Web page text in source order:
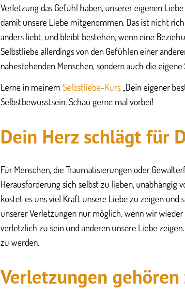
Verletzung das Gefühl haben, unserer eigenen
damit unsere Liebe mitgenommen. Das ist nicht
anders liebt, und bleibt bestehen, wenn eine
Selbstliebe allerdings von den Gefühlen einer
nahestehenden Menschen, sondern auch die
Lerne in meinem Selbstliebe-Kurs„Dein eigener
Selbstbewusstsein. Schau gerne mal vorbei!
Dein Herz schlägt für
Für Menschen, die Traumatisierungen oder
Herausforderung sich selbst zu lieben, unabhängig
kostet es uns viel Kraft unsere Liebe zu zeigen und
unserer Verletzungen nur möglich, wenn wir
verletzlich zu sein und anderen unsere Liebe
zu werden.
Verletzungen gehören